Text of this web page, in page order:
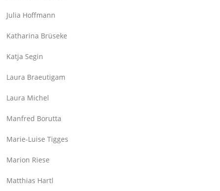
Julia Hoffmann
Katharina Brüseke
Katja Segin
Laura Braeutigam
Laura Michel
Manfred Borutta
Marie-Luise Tigges
Marion Riese
Matthias Hartl